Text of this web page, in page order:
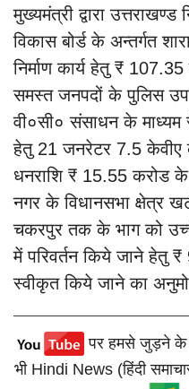
मुख्यमंत्री द्वारा
विकास बोर्ड के अन्तर्गत
निर्माण कार्य हेतु ₹
समस्त जनपदों के पुलिस
वी०सी० संसाधन के माध्यम
हेतु 21 जनरेटर 7.5
धनराशि ₹ 15.55 करोड
नगर के विधानसभा क्षेत्र
चकरपुर तक के भाग को
में परिवर्तन किये जाने हेतु
स्वीकृत किये जाने का
पर हमसे जुड़ने के
भी Hindi News (हिंदी